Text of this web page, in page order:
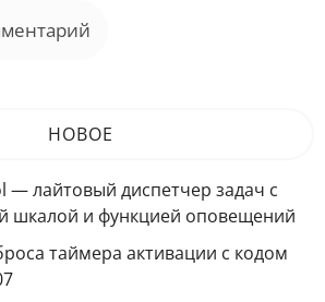
НОВОЕ
— лайтовый диспетчер задач с
шкалой и функцией оповещений
таймера активации с кодом